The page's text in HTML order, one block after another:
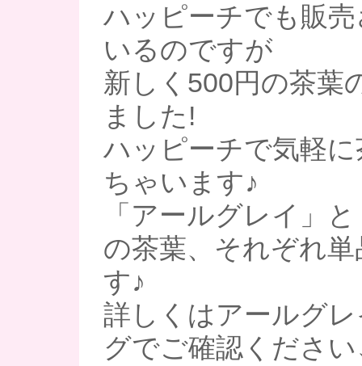
ハッピーチでも販
いるのですが
新しく500円の茶葉
ました!
ハッピーチで気軽
ちゃいます♪
「アールグレイ」
の茶葉、それぞれ
す♪
詳しくはアールグ
グでご確認ください